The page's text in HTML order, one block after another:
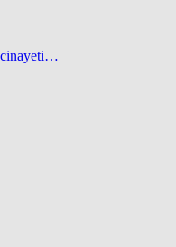
cinayeti…